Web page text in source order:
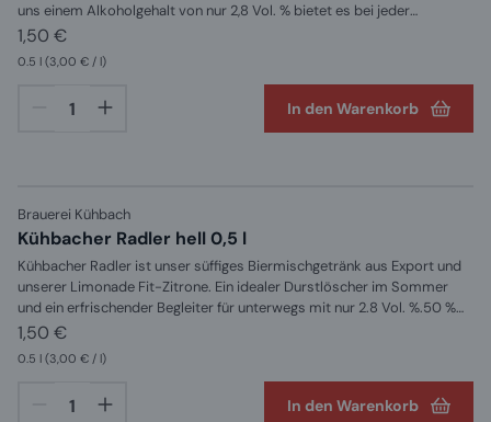
uns einem Alkoholgehalt von nur 2,8 Vol. % bietet es bei jeder
Gelegenheit eine köstliche Erfrischung. 50 % Export dunkel und 50 %
Zitronenlimonade mit Zucker ZUTATEN: Wasser, Gerstenmalz, Hopfen,
Fruktosesirup, Kohlensäure, Säuerungsmittel Citronensäure,
Süßungsmittel, Cyclamat, Aspartam, Acesulafam K, Saccharin,
Antioxidationsmittel, AscorbinsäureEnthält eine Phenylalaninquelle!
1,50 €
0.5 l (3,00 € / l)
In den Warenkorb
Brauerei Kühbach
Kühbacher Radler hell 0,5 l
Kühbacher Radler ist unser süffiges Biermischgetränk aus Export und
unserer Limonade Fit-Zitrone. Ein idealer Durstlöscher im Sommer
und ein erfrischender Begleiter für unterwegs mit nur 2.8 Vol. %.50 %
Export und 50 % Zitronenlimonade mit ZuckerZUTATEN: Wasser,
Gerstenmalz und Hopfen, Fruktosesirup, Kohlensäure, Säuerungsmittel
Citronensäure, natürliches Zitronenaroma und andere natürliche
Saccharin, Antiosidationsmittel, Ascorbinsäure Enthält eine
1,50 €
0.5 l (3,00 € / l)
In den Warenkorb